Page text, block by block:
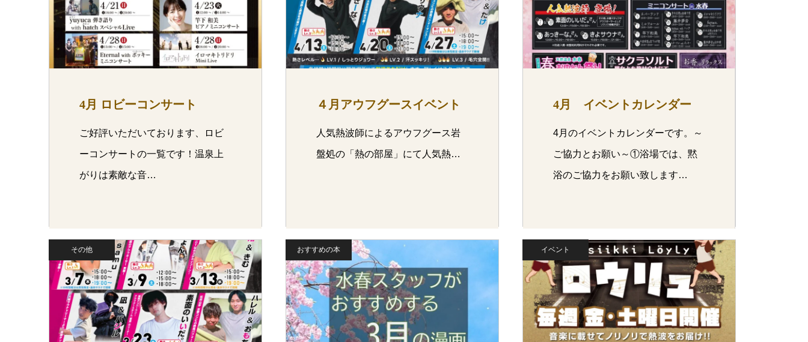
4月 ロビーコンサート
ご好評いただいております、ロビ
ーコンサートの一覧です！温泉上
がりは素敵な音…
４月アウフグースイベント
人気熱波師によるアウフグース岩
盤処の「熱の部屋」にて人気熱…
4月 イベントカレンダー
4月のイベントカレンダーです。～
ご協力とお願い～①浴場では、黙
浴のご協力をお願い致します
その他 おすすめの本 イベント